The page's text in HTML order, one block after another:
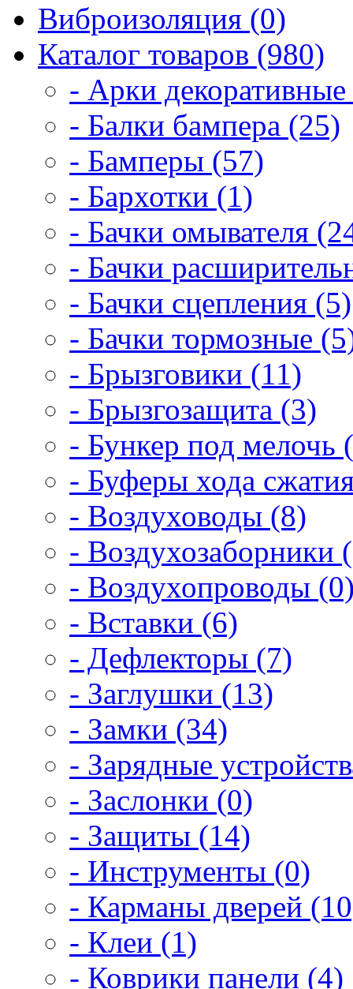
Виброизоляция (0)
Каталог товаров (980)
- Арки
- Балки бампера (25)
- Бамперы (57)
- Бархотки (1)
- Бачки омывателя
- Бачки
- Бачки сцепления (5)
- Бачки тормозные
- Брызговики (11)
- Брызгозащита (3)
- Бункер под мелочь
- Буферы хода
- Воздуховоды (8)
- Воздухозаборники
- Воздухопроводы
- Вставки (6)
- Дефлекторы (7)
- Заглушки (13)
- Замки (34)
- Зарядные
- Заслонки (0)
- Защиты (14)
- Инструменты (0)
- Карманы дверей
- Клеи (1)
- Коврики панели (4)